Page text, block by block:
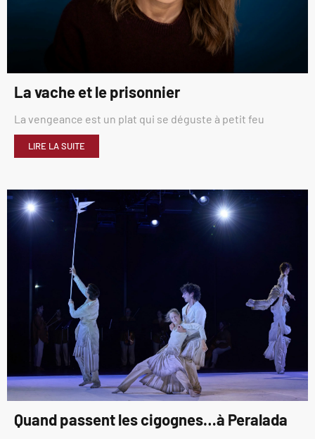
La vache et le prisonnier
La vengeance est un plat qui se déguste à petit feu
LIRE LA SUITE
Quand passent les cigognes…à Peralada